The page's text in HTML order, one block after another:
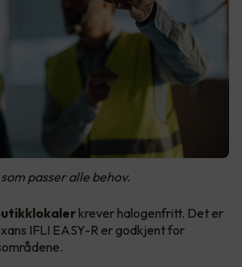
passer alle behov.
krever halogenfritt. Det er
IFLI EASY-R er godkjent for